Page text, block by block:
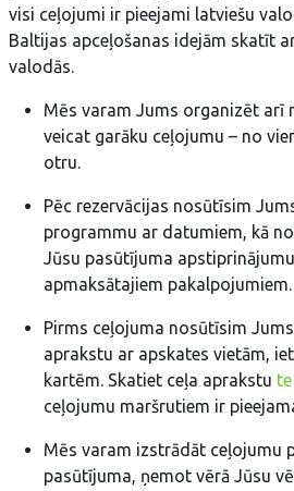
visi ceļojumi ir pieejami latviešu
Baltijas apceļošanas idejām skatīt
valodās.
Mēs varam Jums organizēt arī
veicat garāku ceļojumu – no
otru.
Pēc rezervācijas nosūtīsim
programmu ar datumiem, kā
Jūsu pasūtījuma
apmaksātajiem pakalpojumiem.
Pirms ceļojuma nosūtīsim
aprakstu ar apskates vietām,
kartēm. Skatiet ceļa aprakstu te
ceļojumu maršrutiem ir
Mēs varam izstrādāt ceļojumu
pasūtījuma, ņemot vērā Jūsu